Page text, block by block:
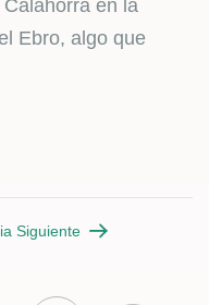
en la
Ebro, algo que
Siguiente